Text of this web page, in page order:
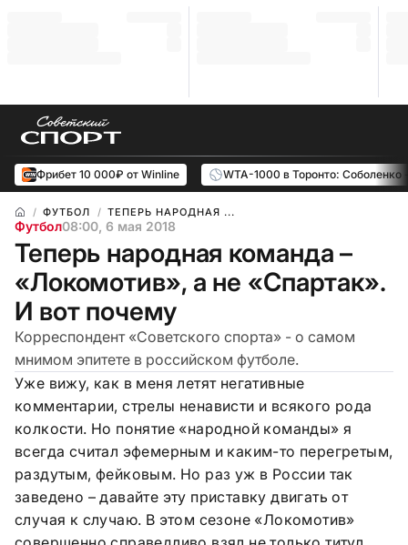
Фрибет 10 000₽ от Winline WTA-1000 в Торонто: Соболенко
ФУТБОЛ ТЕПЕРЬ НАРОДНАЯ ...
Футбол08:00, 6 мая 2018
Теперь народная команда –
«Локомотив», а не «Спартак».
И вот почему
Корреспондент «Советского спорта» - о самом
мнимом эпитете в российском футболе.
Уже вижу, как в меня летят негативные
комментарии, стрелы ненависти и всякого рода
колкости. Но понятие «народной команды» я
всегда считал эфемерным и каким-то перегретым,
раздутым, фейковым. Но раз уж в России так
заведено – давайте эту приставку двигать от
случая к случаю. В этом сезоне «Локомотив»